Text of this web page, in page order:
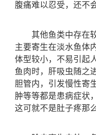
腹痛难以忍受，还不
其他鱼类中存在较
主要寄生在淡水鱼体
体型较小，不易引起
鱼肉时，肝吸虫随之
胆管内，引发慢性寄
肿等等都是患病症状
这可就不是肚子疼那